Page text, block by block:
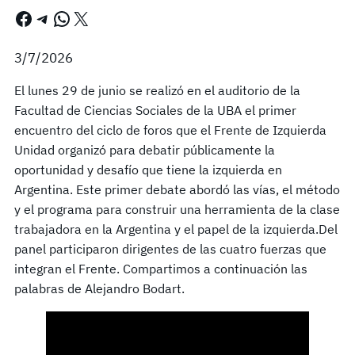
Facebook Telegram WhatsApp X
3/7/2026
El lunes 29 de junio se realizó en el auditorio de la
Facultad de Ciencias Sociales de la UBA el primer
encuentro del ciclo de foros que el Frente de Izquierda
Unidad organizó para debatir públicamente la
oportunidad y desafío que tiene la izquierda en
Argentina. Este primer debate abordó las vías, el método
y el programa para construir una herramienta de la clase
trabajadora en la Argentina y el papel de la izquierda.Del
panel participaron dirigentes de las cuatro fuerzas que
integran el Frente. Compartimos a continuación las
palabras de Alejandro Bodart.